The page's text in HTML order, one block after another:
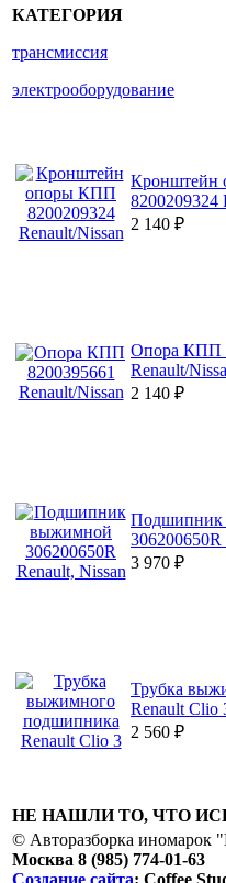
КАТЕГОРИЯ
трансмиссия
электрооборудование
8200209324
2 140 ₽
Опора КПП
Renault/
2 140 ₽
306200650R
3 970 ₽
Трубка
Renault Clio
2 560 ₽
НЕ НАШЛИ ТО, ЧТО
© Авторазборка иномарок
Москва 8 (985) 774-01-63
Создание сайта: Coffee